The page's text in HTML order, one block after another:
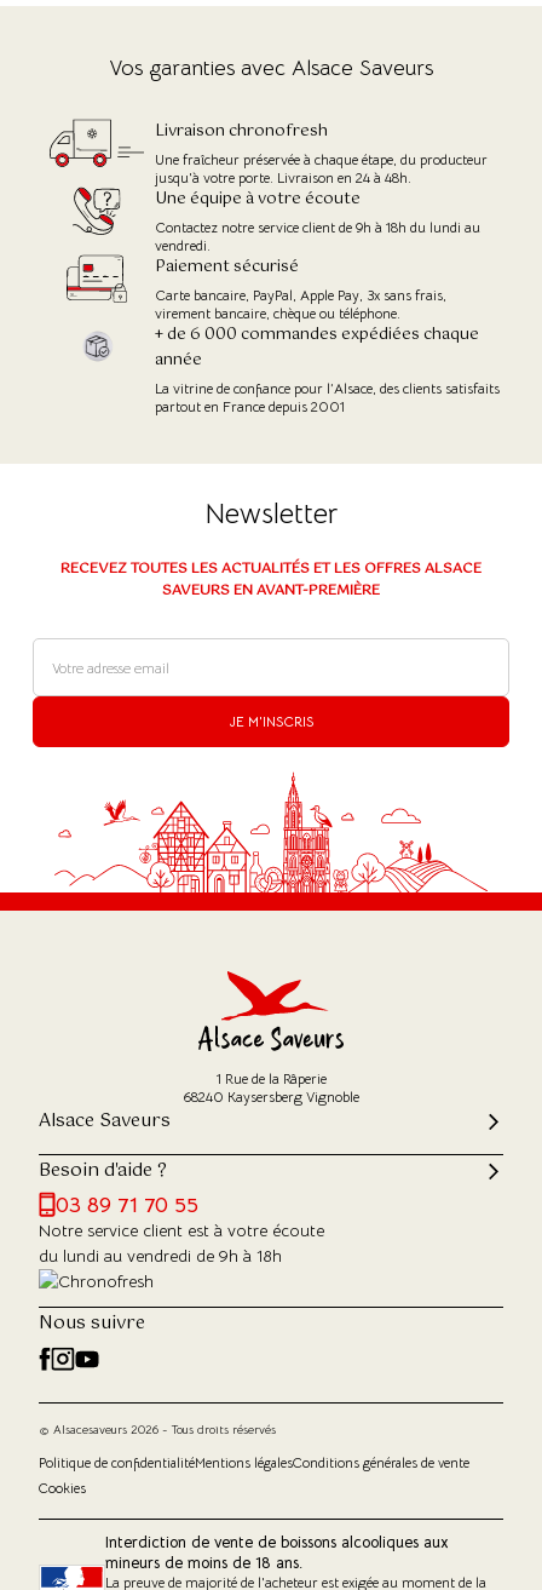
Vos garanties avec Alsace Saveurs
Livraison chronofresh
Une fraîcheur préservée à chaque étape, du producteur
jusqu'à votre porte. Livraison en 24 à 48h.
Une équipe à votre écoute
Contactez notre service client de 9h à 18h du lundi au
vendredi.
Paiement sécurisé
Carte bancaire, PayPal, Apple Pay, 3x sans frais,
virement bancaire, chèque ou téléphone.
+ de 6 000 commandes expédiées chaque
année
La vitrine de confiance pour l’Alsace, des clients satisfaits
partout en France depuis 2001
Newsletter
RECEVEZ TOUTES LES ACTUALITÉS ET LES OFFRES ALSACE
SAVEURS EN AVANT-PREMIÈRE
JE M'INSCRIS
1 Rue de la Râperie
68240 Kaysersberg Vignoble
Alsace Saveurs
Besoin d'aide ?
03 89 71 70 55
Notre service client est à votre écoute
du lundi au vendredi de 9h à 18h
Nous suivre
© Alsacesaveurs 2026 - Tous droits réservés
Politique de confidentialitéMentions légalesConditions générales de vente
Cookies
Interdiction de vente de boissons alcooliques aux
mineurs de moins de 18 ans.
La preuve de majorité de l'acheteur est exigée au moment de la